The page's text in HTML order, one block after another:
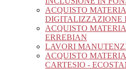
ACQUISTO
DIGITALIZZAZIONE
ACQUISTO
ERREBIAN
LAVORI
ACQUISTO
CARTESIO -